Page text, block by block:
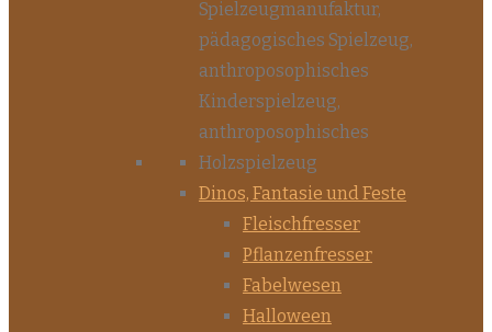
Dinos, Fantasie und Feste
Fleischfresser
Pflanzenfresser
Fabelwesen
Halloween